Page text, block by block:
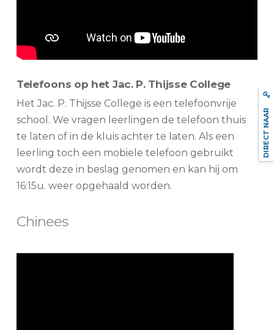
Telefoons op het Jac. P. Thijsse College
Het Jac. P. Thijsse College is een telefoonvrije
school. We vragen leerlingen de telefoon thuis
te laten of in de kluis achter te laten. Als een
leerling toch een mobiele telefoon gebruikt
wordt deze in beslag genomen en kan hij om
16:15u. weer opgehaald worden.
Chinees
DIRECT NAAR